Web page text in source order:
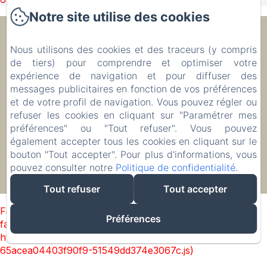
00 261 32 40 513 90
Réserver
Hébergements
EN FR IT DE ZH-CN RU
PL
Créé par Amenitiz
Failed to load BookingEngine/index: Loading chunk 93
failed. (missing:
https://d1cmur5l0xva3h.cloudfront.net/packs/93-
65acea04403f90f9-51549dd374e3067c.js)
Notre site utilise des cookies
Nous utilisons des cookies et des traceurs (y compris
de tiers) pour comprendre et optimiser votre
expérience de navigation et pour diffuser des
messages publicitaires en fonction de vos préférences
et de votre profil de navigation. Vous pouvez régler ou
refuser les cookies en cliquant sur "Paramétrer mes
préférences" ou "Tout refuser". Vous pouvez
également accepter tous les cookies en cliquant sur le
bouton "Tout accepter". Pour plus d'informations, vous
pouvez consulter notre Politique de confidentialité.
Tout refuser
Tout accepter
Préférences